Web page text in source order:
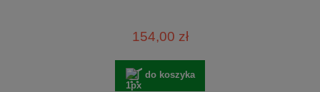
154,00 zł
do koszyka